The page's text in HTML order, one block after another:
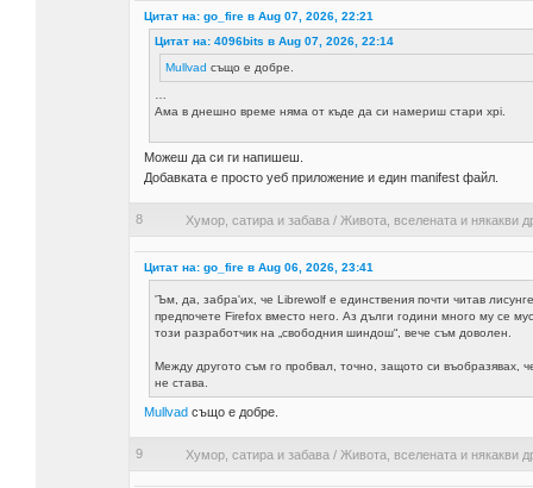
Цитат на: go_fire в Aug 07, 2026, 22:21
Цитат на: 4096bits в Aug 07, 2026, 22:14
Mullvad също е добре.
…
Ама в днешно време няма от къде да си намериш стари xpi.
Можеш да си ги напишеш.
Добавката е просто уеб приложение и един manifest файл.
8 Хумор, сатира и забава / Живота, вселената и някакви
Цитат на: go_fire в Aug 06, 2026, 23:41
'Ъм, да, забра'их, че Librewolf е единствения почти читав
предпочете Firefox вместо него. Аз дълги години много му се
този разработчик на „свободния шиндош“, вече съм доволен.
Между другото съм го пробвал, точно, защото си
не става.
Mullvad също е добре.
9 Хумор, сатира и забава / Живота, вселената и някакви